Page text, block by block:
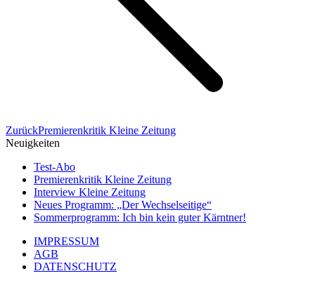
ZurückVorheriger
Beitrag:
Premierenkritik Kleine Zeitung
Neuigkeiten
Test-Abo
Premierenkritik Kleine Zeitung
Interview Kleine Zeitung
Neues Programm: „Der Wechselseitige“
Sommerprogramm: Ich bin kein guter Kärntner!
IMPRESSUM
AGB
DATENSCHUTZ